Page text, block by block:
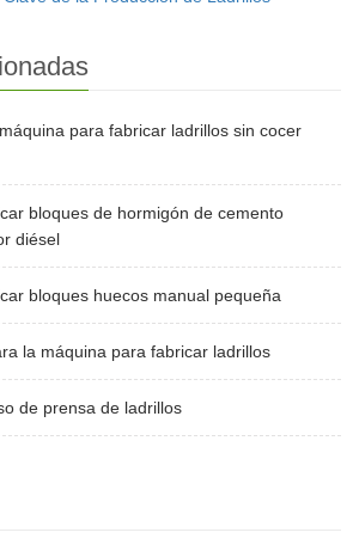
para fabricar ladrillos sin cocer
bloques de hormigón de cemento
diésel
bloques huecos manual pequeña
la máquina para fabricar ladrillos
de prensa de ladrillos